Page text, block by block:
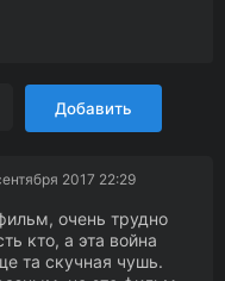
Добавить
2017 22:29
очень трудно
кто, а эта война
та скучная чушь.